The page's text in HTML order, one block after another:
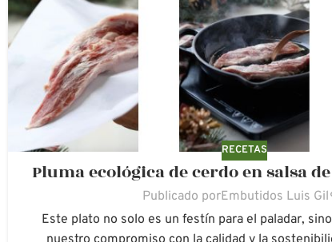
RECETAS
Pluma ecológica de cerdo en salsa
Publicado porEmbutidos Luis Gil
Este plato no solo es un festín para el paladar,